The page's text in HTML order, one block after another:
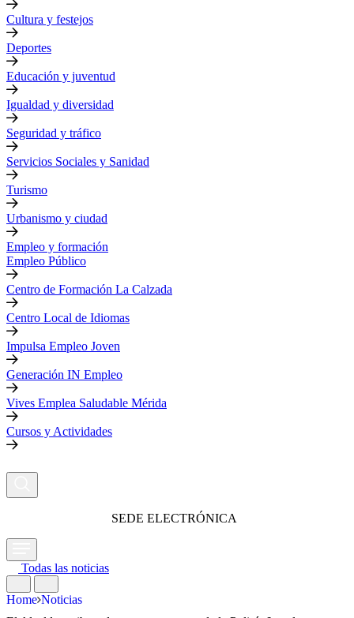
Cultura y festejos
Deportes
Educación y juventud
Igualdad y diversidad
Seguridad y tráfico
Servicios Sociales y Sanidad
Turismo
Urbanismo y ciudad
Empleo y formación
Empleo Público
Centro de Formación La Calzada
Centro Local de Idiomas
Impulsa Empleo Joven
Generación IN Empleo
Vives Emplea Saludable Mérida
Cursos y Actividades
SEDE ELECTRÓNICA
Todas las noticias
Home Noticias